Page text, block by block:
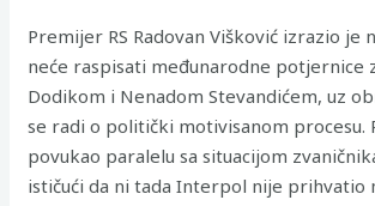
Premijer RS Radovan Višković izrazio je
neće raspisati međunarodne potjernice
Dodikom i Nenadom Stevandićem, uz
se radi o politički motivisanom procesu.
povukao paralelu sa situacijom
ističući da ni tada Interpol nije prihvatio